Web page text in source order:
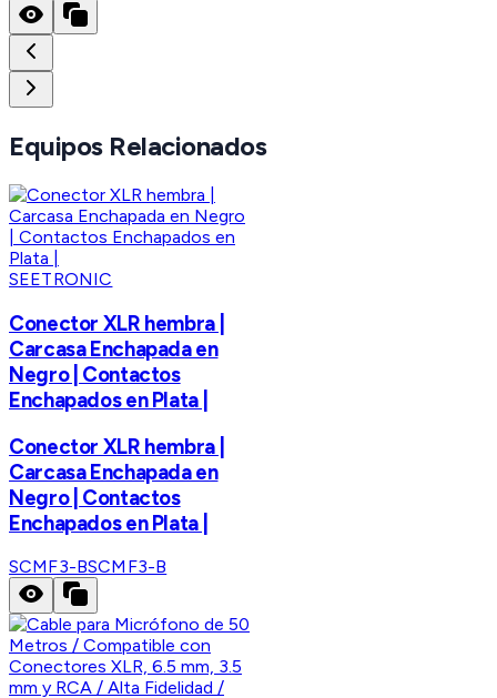
Equipos Relacionados
SEETRONIC
Conector XLR hembra |
Carcasa Enchapada en
Negro | Contactos
Enchapados en Plata |
Conector XLR hembra |
Carcasa Enchapada en
Negro | Contactos
Enchapados en Plata |
SCMF3-BSCMF3-B